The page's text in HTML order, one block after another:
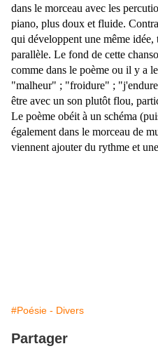
dans le morceau avec les
piano, plus doux et fluide.
qui développent une même
parallèle. Le fond de cette
comme dans le poème ou il y a
"malheur" ; "froidure" ;
être avec un son plutôt flou,
Le poème obéit à un schéma
également dans le morceau de
viennent ajouter du rythme et
#Poésie - Divers
Partager